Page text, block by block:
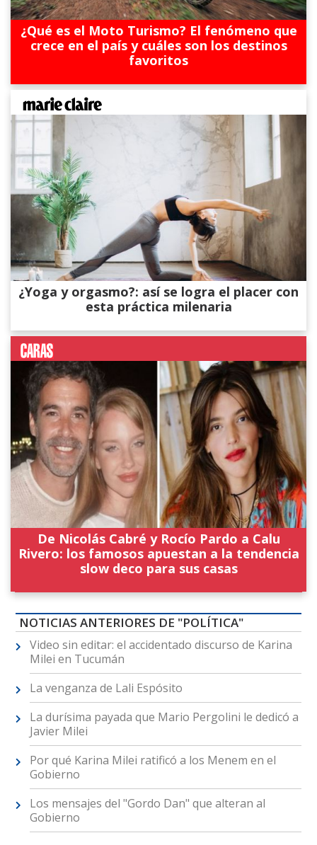
¿Qué es el Moto Turismo? El fenómeno que
crece en el país y cuáles son los destinos
favoritos
¿Yoga y orgasmo?: así se logra el placer con
esta práctica milenaria
De Nicolás Cabré y Rocío Pardo a Calu
Rivero: los famosos apuestan a la tendencia
slow deco para sus casas
NOTICIAS ANTERIORES DE "POLÍTICA"
Video sin editar: el accidentado discurso de Karina
Milei en Tucumán
La venganza de Lali Espósito
La durísima payada que Mario Pergolini le dedicó a
Javier Milei
Por qué Karina Milei ratificó a los Menem en el
Gobierno
Los mensajes del "Gordo Dan" que alteran al
Gobierno